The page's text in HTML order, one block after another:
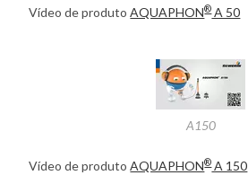
Vídeo de produto AQUAPHON®A 50
A150
Vídeo de produtoAQUAPHON®A 150